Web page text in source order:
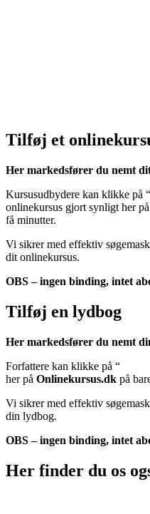
Tilføj et
Her markedsfører du nemt
Kursusudbydere kan klikke på “
onlinekursus gjort synligt her på
få minutter.
Vi sikrer med effektiv
dit onlinekursus.
OBS – ingen binding, intet
Tilføj en lydbog
Her markedsfører du nemt
Forfattere kan klikke på “
her på Onlinekursus.dk på
Vi sikrer med effektiv
din lydbog.
OBS – ingen binding, intet
Her finder du os